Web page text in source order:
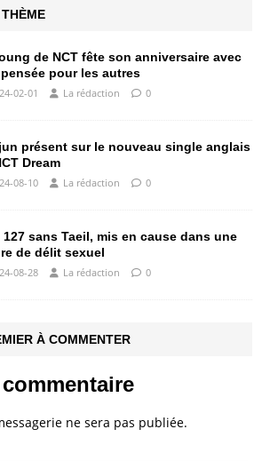
de NCT fête son anniversaire avec
pour les autres
02-01 La rédaction 0
présent sur le nouveau single anglais
Dream
08-10 La rédaction 0
127 sans Taeil, mis en cause dans une
de délit sexuel
08-28 La rédaction 0
À COMMENTER
ne sera pas publiée.